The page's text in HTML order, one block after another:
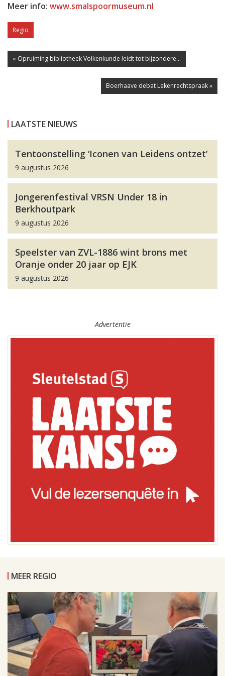
Meer info: www.smalspoormuseum.nl
Regio
« Opruiming bibliotheek Volkenkunde leidt tot bijzondere...
Boerhaave debat Lekenrechtspraak »
LAATSTE NIEUWS
Tentoonstelling ‘Iconen van Leidens ontzet’
9 augustus 2026
Jongerenfestival VRSN Under 18 in
Berkhoutpark
9 augustus 2026
Speelster van ZVL-1886 wint brons met
Oranje onder 20 jaar op EJK
9 augustus 2026
Advertentie
MEER REGIO